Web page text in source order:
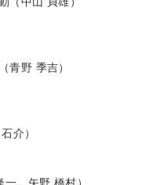
青野 季吉）
介）